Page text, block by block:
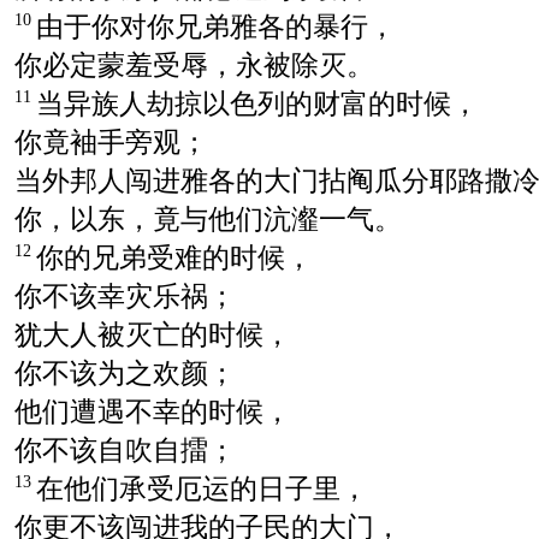
10 由于你对你兄弟雅各的暴行，
你必定蒙羞受辱，永被除灭。
11 当异族人劫掠以色列的财富的时候，
你竟袖手旁观；
当外邦人闯进雅各的大门拈阄瓜分耶路撒冷
你，以东，竟与他们沆瀣一气。
12 你的兄弟受难的时候，
你不该幸灾乐祸；
犹大人被灭亡的时候，
你不该为之欢颜；
他们遭遇不幸的时候，
你不该自吹自擂；
13 在他们承受厄运的日子里，
你更不该闯进我的子民的大门，